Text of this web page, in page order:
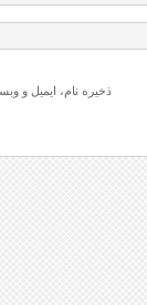
ذخیره نام، ایمیل و